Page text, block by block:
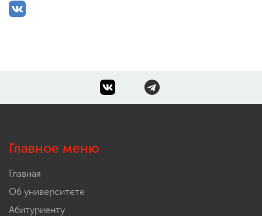
Главное меню
Главная
Об университете
Абитуриенту